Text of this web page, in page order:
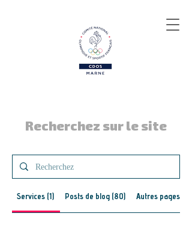
Recherchez sur le site
Services (1) Posts de blog (80) Autres pages (68)